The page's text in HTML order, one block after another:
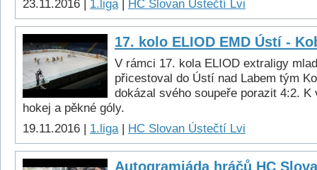
23.11.2016 | 1.liga| HC Slovan Ústečtí Lvi
17. kolo ELIOD EMD Ústí -
V rámci 17. kola ELIOD extraligy
přicestoval do Ústí nad Labem tým
dokázal svého soupeře porazit 4:2. K
hokej a pěkné góly.
19.11.2016 | 1.liga| HC Slovan Ústečtí Lvi
Autogramiáda hráčů HC